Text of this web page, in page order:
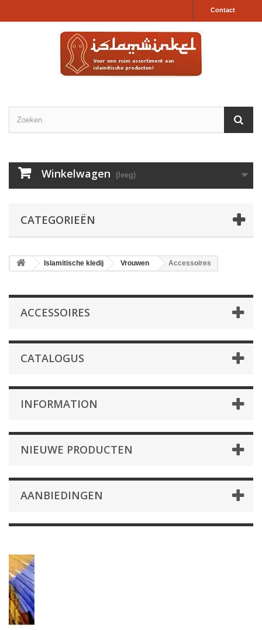
Contact
Winkelwagen (leeg)
CATEGORIEËN
Islamitische kledij Vrouwen Accessoires
ACCESSOIRES
CATALOGUS
INFORMATION
NIEUWE PRODUCTEN
AANBIEDINGEN